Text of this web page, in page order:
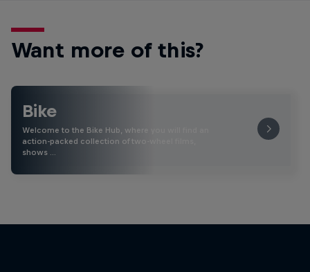
Want more of this?
Bike
Welcome to the Bike Hub, where you will find an
action-packed collection of two-wheel films,
shows …